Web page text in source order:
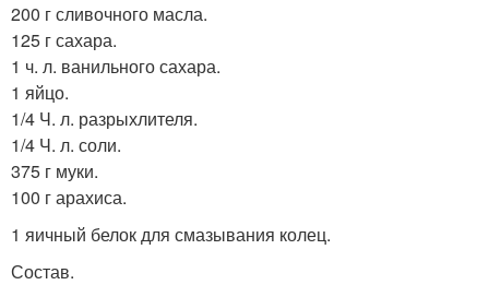
200 г сливочного масла.
125 г сахара.
1 ч. л. ванильного сахара.
1 яйцо.
1/4 Ч. л. разрыхлителя.
1/4 Ч. л. соли.
375 г муки.
100 г арахиса.
1 яичный белок для смазывания колец.
Состав.